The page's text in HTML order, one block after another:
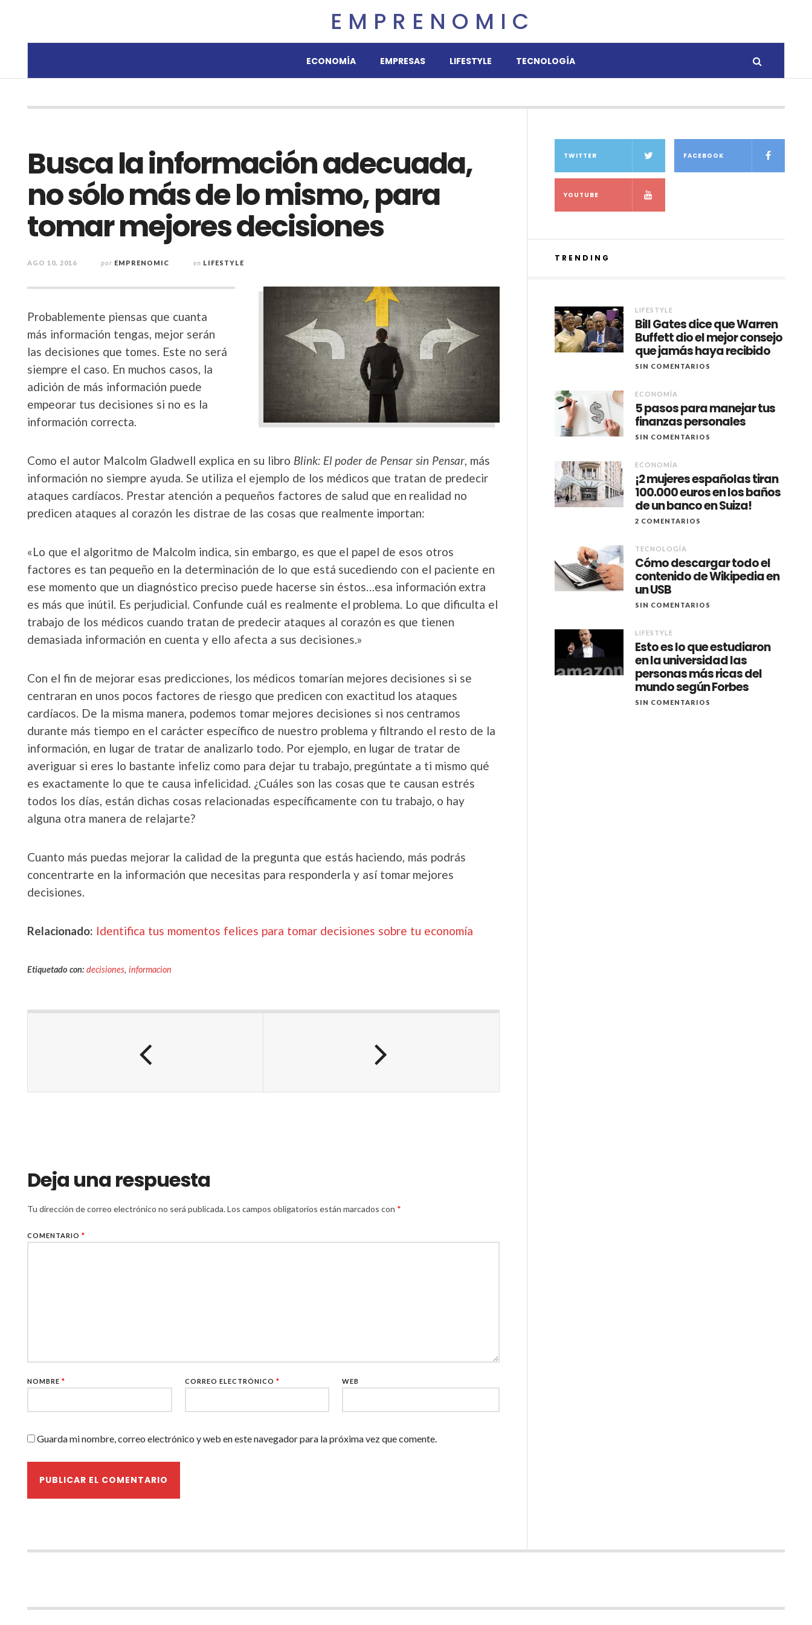
EMPRENOMIC
ECONOMÍA EMPRESAS LIFESTYLE TECNOLOGÍA
Busca la información adecuada,
no sólo más de lo mismo, para
tomar mejores decisiones
AGO 10, 2016 por EMPRENOMIC en LIFESTYLE
Probablemente piensas que cuanta
más información tengas, mejor serán
las decisiones que tomes. Este no será
siempre el caso. En muchos casos, la
adición de más información puede
empeorar tus decisiones si no es la
información correcta.
Como el autor Malcolm Gladwell explica en su libro Blink: El poder de Pensar sin Pensar, más
información no siempre ayuda. Se utiliza el ejemplo de los médicos que tratan de predecir
ataques cardíacos. Prestar atención a pequeños factores de salud que en realidad no
predicen ataques al corazón les distrae de las cosas que realmente importan:
«Lo que el algoritmo de Malcolm indica, sin embargo, es que el papel de esos otros
factores es tan pequeño en la determinación de lo que está sucediendo con el paciente en
ese momento que un diagnóstico preciso puede hacerse sin éstos…esa información extra
es más que inútil. Es perjudicial. Confunde cuál es realmente el problema. Lo que dificulta el
trabajo de los médicos cuando tratan de predecir ataques al corazón es que tienen
demasiada información en cuenta y ello afecta a sus decisiones.»
Con el fin de mejorar esas predicciones, los médicos tomarían mejores decisiones si se
centraran en unos pocos factores de riesgo que predicen con exactitud los ataques
cardíacos. De la misma manera, podemos tomar mejores decisiones si nos centramos
durante más tiempo en el carácter específico de nuestro problema y filtrando el resto de la
información, en lugar de tratar de analizarlo todo. Por ejemplo, en lugar de tratar de
averiguar si eres lo bastante infeliz como para dejar tu trabajo, pregúntate a ti mismo qué
es exactamente lo que te causa infelicidad. ¿Cuáles son las cosas que te causan estrés
todos los días, están dichas cosas relacionadas específicamente con tu trabajo, o hay
alguna otra manera de relajarte?
Cuanto más puedas mejorar la calidad de la pregunta que estás haciendo, más podrás
concentrarte en la información que necesitas para responderla y así tomar mejores
decisiones.
Relacionado: Identifica tus momentos felices para tomar decisiones sobre tu economía
Etiquetado con: decisiones, informacion
Deja una respuesta
Tu dirección de correo electrónico no será publicada.Los campos obligatorios están marcados con *
COMENTARIO *
NOMBRE * CORREO ELECTRÓNICO * WEB
Guarda mi nombre, correo electrónico y web en este navegador para la próxima vez que comente.
TWITTER FACEBOOK
YOUTUBE
TRENDING
LIFESTYLE
Bill Gates dice que Warren
Buffett dio el mejor consejo
que jamás haya recibido
SIN COMENTARIOS
ECONOMÍA
5 pasos para manejar tus
finanzas personales
SIN COMENTARIOS
ECONOMÍA
¡2 mujeres españolas tiran
100.000 euros en los baños
de un banco en Suiza!
2 COMENTARIOS
TECNOLOGÍA
Cómo descargar todo el
contenido de Wikipedia en
un USB
SIN COMENTARIOS
LIFESTYLE
Esto es lo que estudiaron
en la universidad las
personas más ricas del
mundo según Forbes
SIN COMENTARIOS